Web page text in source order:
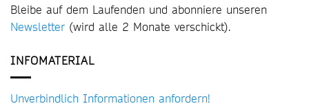
Bleibe auf dem Laufenden und abonniere unseren
Newsletter (wird alle 2 Monate verschickt).
INFOMATERIAL
Unverbindlich Informationen anfordern!